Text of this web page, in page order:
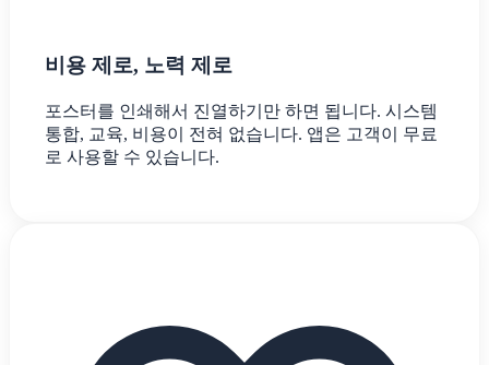
비용 제로, 노력 제로
포스터를 인쇄해서 진열하기만 하면 됩니다. 시스템
통합, 교육, 비용이 전혀 없습니다. 앱은 고객이 무료
로 사용할 수 있습니다.